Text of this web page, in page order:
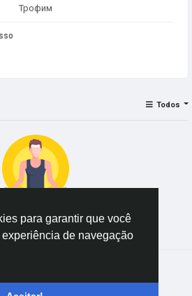
para garantir que você
de navegação
Трофим
Todos
dado para exibir
аниме сеть!
Fale conosco